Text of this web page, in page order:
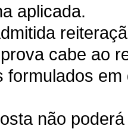
aplicada.
cabe ao
formulados
não